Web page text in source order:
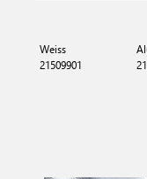
Weiss
21509901